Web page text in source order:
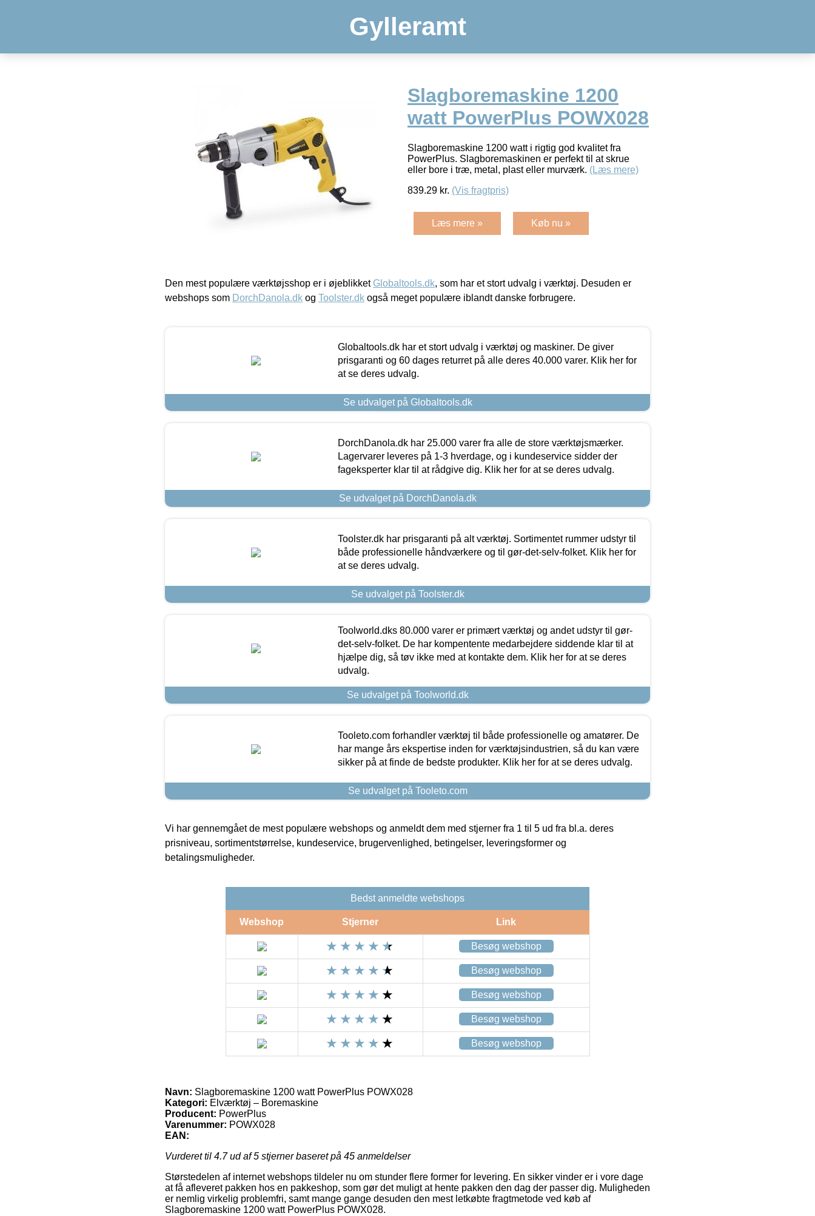
Gylleramt
Slagboremaskine 1200
watt PowerPlus POWX028
Slagboremaskine 1200 watt i rigtig god kvalitet fra
PowerPlus. Slagboremaskinen er perfekt til at skrue
eller bore i træ, metal, plast eller murværk. (Læs mere)
839.29 kr. (Vis fragtpris)
Læs mere » Køb nu »
Den mest populære værktøjsshop er i øjeblikket Globaltools.dk, som har et stort udvalg i værktøj. Desuden er
webshops som DorchDanola.dk og Toolster.dk også meget populære iblandt danske forbrugere.
Globaltools.dk har et stort udvalg i værktøj og maskiner. De giver
prisgaranti og 60 dages returret på alle deres 40.000 varer. Klik her for
at se deres udvalg.
Se udvalget på Globaltools.dk
DorchDanola.dk har 25.000 varer fra alle de store værktøjsmærker.
Lagervarer leveres på 1-3 hverdage, og i kundeservice sidder der
fageksperter klar til at rådgive dig. Klik her for at se deres udvalg.
Se udvalget på DorchDanola.dk
Toolster.dk har prisgaranti på alt værktøj. Sortimentet rummer udstyr til
både professionelle håndværkere og til gør-det-selv-folket. Klik her for
at se deres udvalg.
Se udvalget på Toolster.dk
Toolworld.dks 80.000 varer er primært værktøj og andet udstyr til gør-
det-selv-folket. De har kompentente medarbejdere siddende klar til at
hjælpe dig, så tøv ikke med at kontakte dem. Klik her for at se deres
udvalg.
Se udvalget på Toolworld.dk
Tooleto.com forhandler værktøj til både professionelle og amatører. De
har mange års ekspertise inden for værktøjsindustrien, så du kan være
sikker på at finde de bedste produkter. Klik her for at se deres udvalg.
Se udvalget på Tooleto.com
Vi har gennemgået de mest populære webshops og anmeldt dem med stjerner fra 1 til 5 ud fra bl.a. deres
prisniveau, sortimentstørrelse, kundeservice, brugervenlighed, betingelser, leveringsformer og
betalingsmuligheder.
Bedst anmeldte webshops
Webshop Stjerner Link
Besøg webshop
Besøg webshop
Besøg webshop
Besøg webshop
Besøg webshop
Navn: Slagboremaskine 1200 watt PowerPlus POWX028
Kategori: Elværktøj – Boremaskine
Producent: PowerPlus
Varenummer: POWX028
EAN:
Vurderet til 4.7ud af 5 stjerner baseret på 45 anmeldelser
Størstedelen af internet webshops tildeler nu om stunder flere former for levering. En sikker vinder er i vore dage
at få afleveret pakken hos en pakkeshop, som gør det muligt at hente pakken den dag der passer dig. Muligheden
er nemlig virkelig problemfri, samt mange gange desuden den mest letkøbte fragtmetode ved køb af
Slagboremaskine 1200 watt PowerPlus POWX028.